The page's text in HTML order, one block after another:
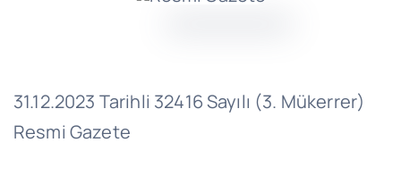
31.12.2023 Tarihli 32416 Sayılı (3. Mükerrer)
Resmi Gazete